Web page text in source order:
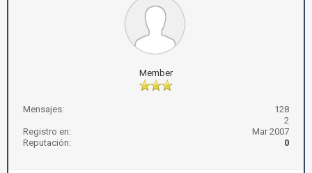
Member
Mensajes:
128
2
Registro en:
Mar 2007
Reputación:
0